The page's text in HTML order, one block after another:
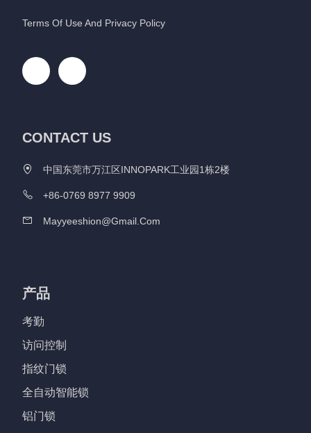
Terms Of Use And Privacy Policy
CONTACT US
中国东莞市万江区INNOPARK工业园1栋2楼
+86-0769 8977 9909
Mayyeeshion@gmail.com
产品
考勤
访问控制
指纹门锁
全自动智能锁
铝门锁